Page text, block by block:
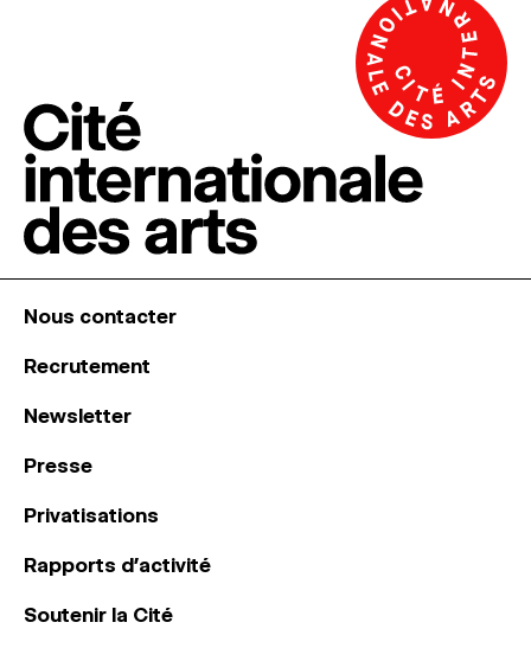
Nous contacter
Recrutement
Newsletter
Presse
Privatisations
Rapports d’activité
Soutenir la Cité